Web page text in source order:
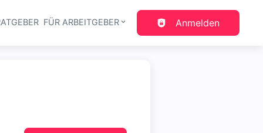
FÜR ARBEITGEBER Anmelden